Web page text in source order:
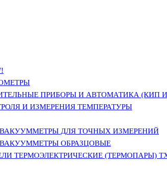
ПРИБОРЫ И АВТОМАТИКА (КИП
И ИЗМЕРЕНИЯ ТЕМПЕРАТУРЫ
ДЛЯ ТОЧНЫХ ИЗМЕРЕНИЙ
ОБРАЗЦОВЫЕ
ТЕРМОЭЛЕКТРИЧЕСКИЕ (ТЕРМОПАРЫ)